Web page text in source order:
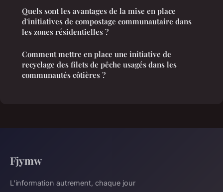
Quels sont les avantages de la mise en place
d'initiatives de compostage communautaire dans
les zones résidentielles ?
Comment mettre en place une initiative de
recyclage des filets de pêche usagés dans les
communautés côtières ?
Fjymw
L'information autrement, chaque jour